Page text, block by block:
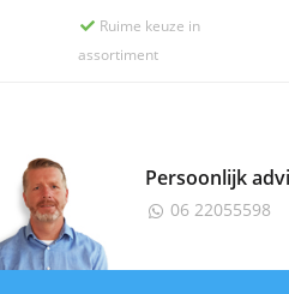
 Ruime keuze in
assortiment
Persoonlijk
 06 22055598